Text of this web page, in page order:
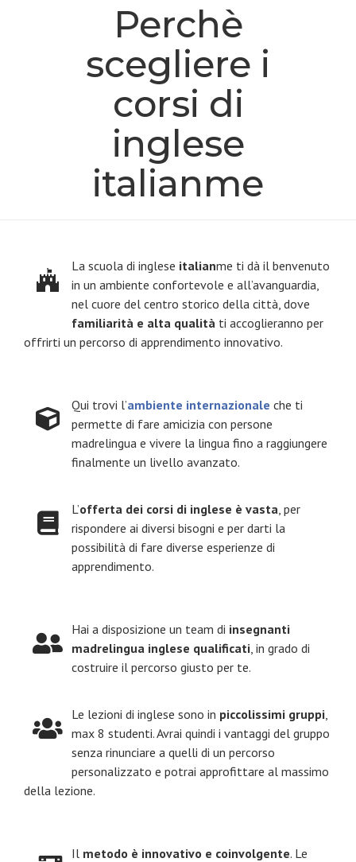
Perchè
scegliere i
corsi di
inglese
italianme
La scuola di inglese italianme ti dà il benvenuto
in un ambiente confortevole e all’avanguardia,
nel cuore del centro storico della città, dove
familiarità e alta qualità ti accoglieranno per
offrirti un percorso di apprendimento innovativo.
Qui trovi l’ambiente internazionale che ti
permette di fare amicizia con persone
madrelingua e vivere la lingua fino a raggiungere
finalmente un livello avanzato.
L’offerta dei corsi di inglese è vasta , per
rispondere ai diversi bisogni e per darti la
possibilità di fare diverse esperienze di
apprendimento.
Hai a disposizione un team di insegnanti
madrelingua inglese qualificati , in grado di
costruire il percorso giusto per te.
Le lezioni di inglese sono in piccolissimi gruppi
max 8 studenti. Avrai quindi i vantaggi del gruppo
senza rinunciare a quelli di un percorso
personalizzato e potrai approfittare al massimo
della lezione.
Il metodo è innovativo e coinvolgente. Le